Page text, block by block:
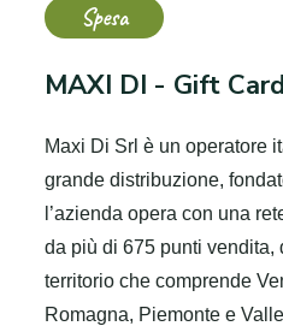
Spesa
MAXI DI - Gift
Maxi Di Srl è un operatore
grande distribuzione,
l’azienda opera con una
da più di 675 punti vendita,
territorio che comprende
Romagna, Piemonte e